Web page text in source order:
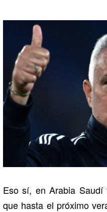
Eso sí, en Arabia Saudí
que hasta el próximo